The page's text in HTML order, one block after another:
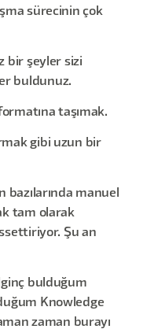
sürecinin çok
bir şeyler sizi
buldunuz.
taşımak.
gibi uzun bir
bazılarında manuel
tam olarak
Şu an
bulduğum
Knowledge
zaman burayı